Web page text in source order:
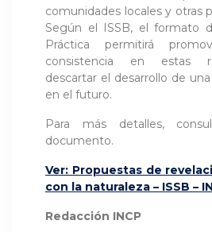
comunidades locales y otras
Según el ISSB, el formato
Práctica permitirá
consistencia en estas
descartar el desarrollo de
en el futuro.
Para más detalles,
documento.
Ver: Propuestas de
con la naturaleza – ISSB –
Redacción INCP